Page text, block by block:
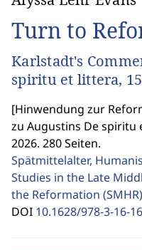
Turn to
Karlstadt's
spiritu et littera,
[Hinwendung zur
zu Augustins De spiritu
2026. 280 Seiten.
Spätmittelalter,
Studies in the Late
the Reformation (SMHR)
DOI 10.1628/978-3-16-